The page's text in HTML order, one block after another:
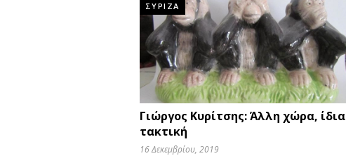
ΣΥΡΙΖΑ
Γιώργος Κυρίτσης: Άλλη χώρα, ίδια
τακτική
16 Δεκεμβρίου, 2019